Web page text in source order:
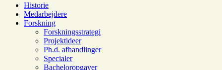
Historie
Medarbejdere
Forskning
Forskningsstrategi
Projektideer
Ph.d. afhandlinger
Specialer
Bacheloropgaver